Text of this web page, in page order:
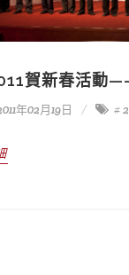
賀新春活動
年02月19日 #